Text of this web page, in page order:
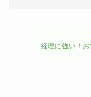
経理に強い！